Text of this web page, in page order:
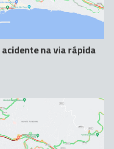
na via rápida